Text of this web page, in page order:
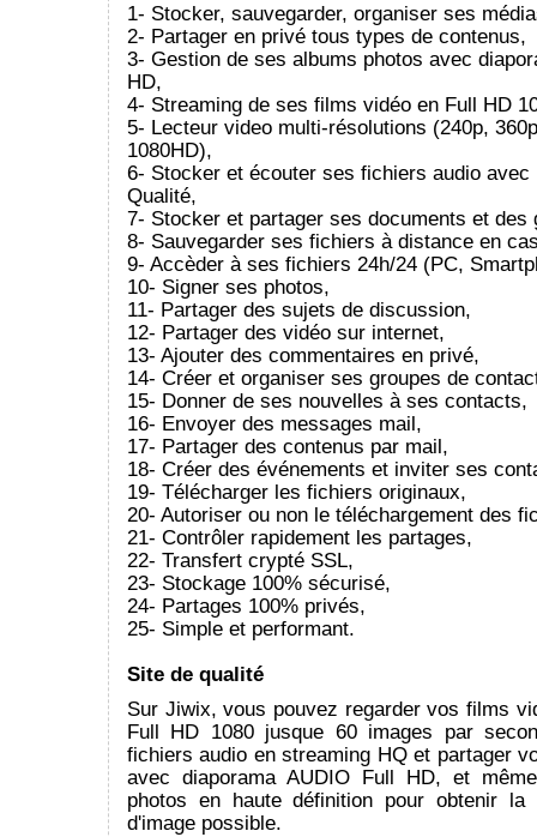
1- Stocker, sauvegarder, organiser ses
2- Partager en privé tous types de contenus,
3- Gestion de ses albums photos avec
HD,
4- Streaming de ses films vidéo en Full HD
5- Lecteur video multi-résolutions (240p,
1080HD),
6- Stocker et écouter ses fichiers audio avec
Qualité,
7- Stocker et partager ses documents et des
8- Sauvegarder ses fichiers à distance en
9- Accèder à ses fichiers 24h/24 (PC,
10- Signer ses photos,
11- Partager des sujets de discussion,
12- Partager des vidéo sur internet,
13- Ajouter des commentaires en privé,
14- Créer et organiser ses groupes de
15- Donner de ses nouvelles à ses contacts,
16- Envoyer des messages mail,
17- Partager des contenus par mail,
18- Créer des événements et inviter ses
19- Télécharger les fichiers originaux,
20- Autoriser ou non le téléchargement des
21- Contrôler rapidement les partages,
22- Transfert crypté SSL,
23- Stockage 100% sécurisé,
24- Partages 100% privés,
25- Simple et performant.
Site de qualité
Sur Jiwix, vous pouvez regarder vos films
Full HD 1080 jusque 60 images par
fichiers audio en streaming HQ et partager
avec diaporama AUDIO Full HD, et
photos en haute définition pour obtenir la
d'image possible.